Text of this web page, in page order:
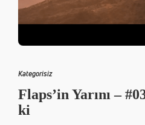
Kategorisiz
Flaps’in Yarını –
ki